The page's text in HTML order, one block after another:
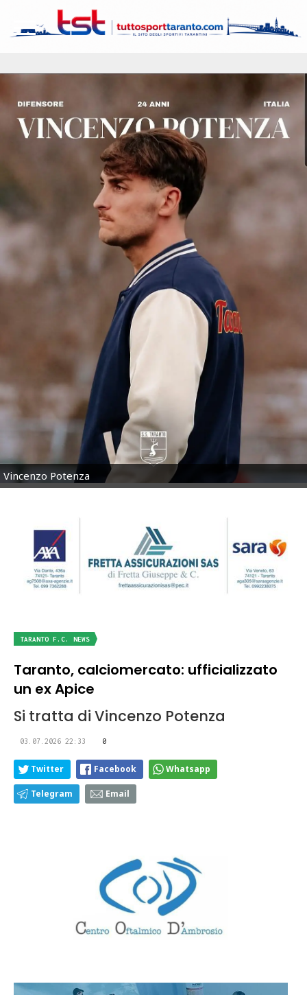
Vincenzo Potenza
TARANTO F.C. NEWS
Taranto, calciomercato: ufficializzato
un ex Apice
Si tratta di Vincenzo Potenza
03.07.2026 22:33 0
Twitter Facebook Whatsapp
Telegram Email